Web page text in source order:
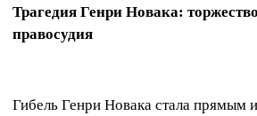
Трагедия Генри Новака:
правосудия
Гибель Генри Новака стала